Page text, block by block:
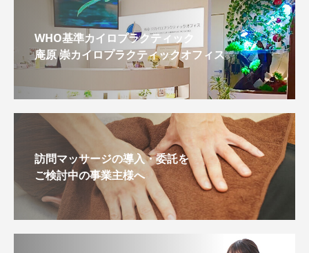
WHO基準カイロプラクティック
庵原 崇カイロプラクティックオフィス
訪問マッサージの導入・委託を
ご検討中の事業主様へ